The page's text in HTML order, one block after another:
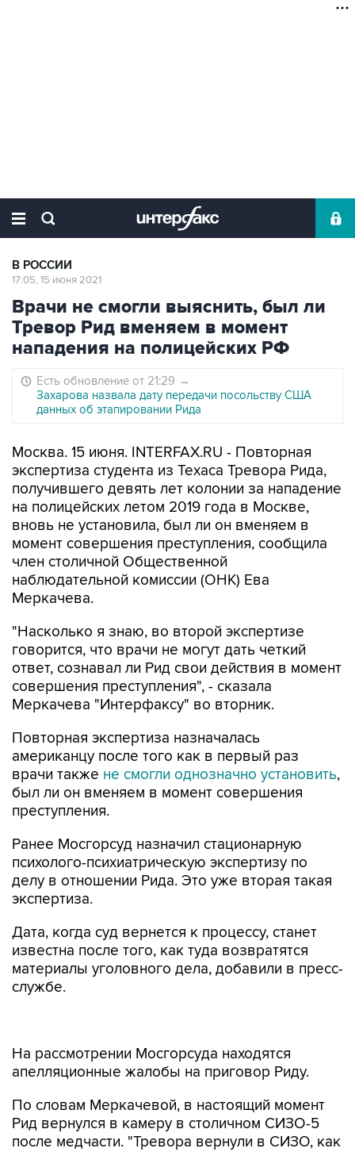
В РОССИИ
17:05, 15 июня 2021
Врачи не смогли выяснить, был ли
Тревор Рид вменяем в момент
нападения на полицейских РФ
Есть обновление от 21:29 →
Захарова назвала дату передачи посольству США
данных об этапировании Рида
Москва. 15 июня. INTERFAX.RU - Повторная
экспертиза студента из Техаса Тревора Рида,
получившего девять лет колонии за нападение
на полицейских летом 2019 года в Москве,
вновь не установила, был ли он вменяем в
момент совершения преступления, сообщила
член столичной Общественной
наблюдательной комиссии (ОНК) Ева
Меркачева.
"Насколько я знаю, во второй экспертизе
говорится, что врачи не могут дать четкий
ответ, сознавал ли Рид свои действия в момент
совершения преступления", - сказала
Меркачева "Интерфаксу" во вторник.
Повторная экспертиза назначалась
американцу после того как в первый раз
врачи также не смогли однозначно установить,
был ли он вменяем в момент совершения
преступления.
Ранее Мосгорсуд назначил стационарную
психолого-психиатрическую экспертизу по
делу в отношении Рида. Это уже вторая такая
экспертиза.
Дата, когда суд вернется к процессу, станет
известна после того, как туда возвратятся
материалы уголовного дела, добавили в пресс-
службе.
По словам Меркачевой, в настоящий момент
после медчасти. "Тревора вернули в СИЗО, как
выздоровевшего от коронавируса, последний
тест показал отрицательный результат", -